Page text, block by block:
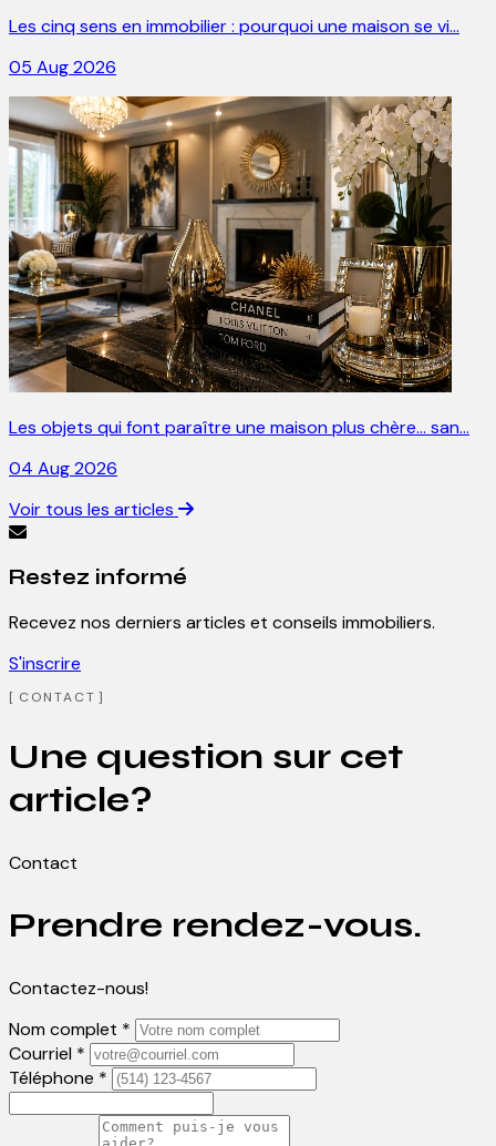
Les cinq sens en immobilier : pourquoi une maison se vi…
05 Aug 2026
Les objets qui font paraître une maison plus chère… san…
04 Aug 2026
Voir tous les articles
Restez informé
Recevez nos derniers articles et conseils immobiliers.
S'inscrire
CONTACT
Une question sur cet
article?
Contact
Prendre rendez-vous.
Contactez-nous!
Nom complet *
Courriel *
Téléphone *